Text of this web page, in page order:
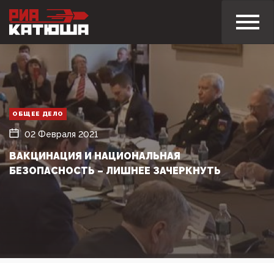
ОБЩЕЕ ДЕЛО
02 Февраля 2021
ВАКЦИНАЦИЯ И НАЦИОНАЛЬНАЯ
БЕЗОПАСНОСТЬ – ЛИШНЕЕ ЗАЧЕРКНУТЬ